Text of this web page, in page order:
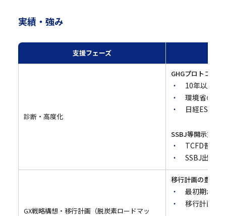
実績・強み
支援フェーズ
診断・高度化
GHGプロトコル知
10年以上前
環境省のス
日経ESGで
SSBJ等開示支援
TCFD普及
SSBJ出向経
GX戦略構想・移行計画（脱炭素ロードマッ
移行計画の豊富な
最初期から
移行計画・